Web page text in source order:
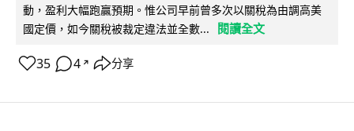
動，盈利大幅跑贏預期。惟公司早前曾多次以關稅為由調高美
國定價，如今關稅被裁定違法並全數...
閱讀全文
35 4 ↗ 分享